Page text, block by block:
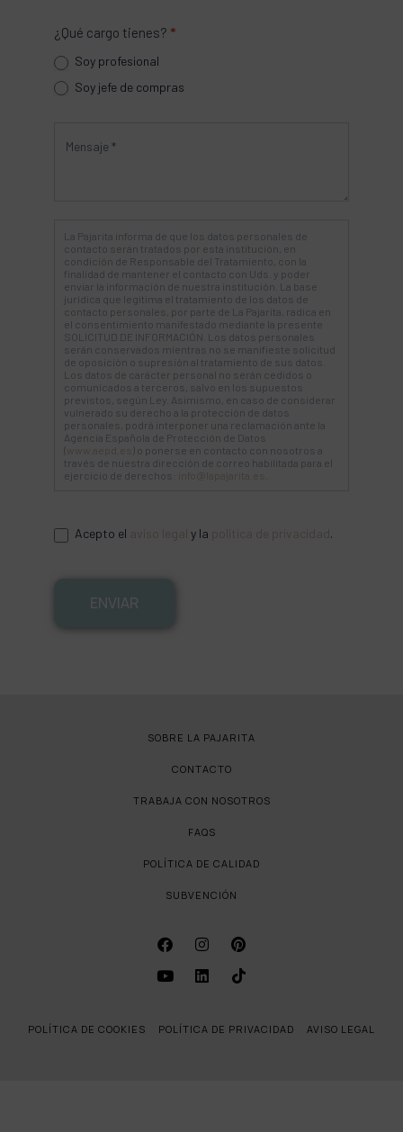
¿Qué cargo tienes? *
Soy profesional
Soy jefe de compras
La Pajarita informa de que los datos personales de
contacto serán tratados por esta institución, en
condición de Responsable del Tratamiento, con la
finalidad de mantener el contacto con Uds. y poder
enviar la información de nuestra institución. La base
jurídica que legitima el tratamiento de los datos de
contacto personales, por parte de La Pajarita, radica en
el consentimiento manifestado mediante la presente
SOLICITUD DE INFORMACIÓN. Los datos personales
serán conservados mientras no se manifieste solicitud
de oposición o supresión al tratamiento de sus datos.
Los datos de carácter personal no serán cedidos o
comunicados a terceros, salvo en los supuestos
previstos, según Ley. Asimismo, en caso de considerar
vulnerado su derecho a la protección de datos
personales, podrá interponer una reclamación ante la
Agencia Española de Protección de Datos
(
) o ponerse en contacto con nosotros a
través de nuestra dirección de correo habilitada para el
ejercicio de derechos:
Acepto el y la .
ENVIAR
SOBRE LA PAJARITA
CONTACTO
TRABAJA CON NOSOTROS
FAQS
POLÍTICA DE CALIDAD
SUBVENCIÓN
POLÍTICA DE COOKIES POLÍTICA DE PRIVACIDAD AVISO LEGAL